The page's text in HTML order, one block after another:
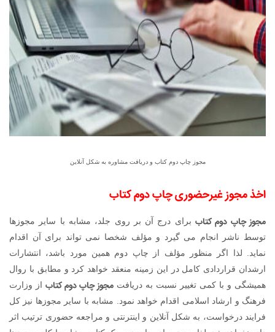
مجوز چاپ دوم کتاب و دریافت مشاوره به شکل آنلاین
اخذ مجوز غیرحضوری چاپ دوم کتاب
مجوز چاپ دوم کتاببرای درج آن بر روی جلد، مشابه با سایر مجوزها
توسط ناشر انجام می گیرد و مؤلف شخصا نمی تواند برای آن اقدام
نماید. لذا اگر منظور مؤلف از چاپ دوم همین مورد باشد، انتشارات
ارشدان قراردادی کامل در این زمینه منعقد خواهد کرد و مطابق با روال
همیشگی و با کمی تغییر نسبت به دریافت مجوز چاپ دوم کتاب از وزارت
فرهنگ و ارشاد اسلامی اقدام خواهد نمود. مشابه با سایر مجوزها نیز کل
فرایند درخواست، به شکل آنلاین و اینترنتی و مراجعه حضوری ترتیب اثر